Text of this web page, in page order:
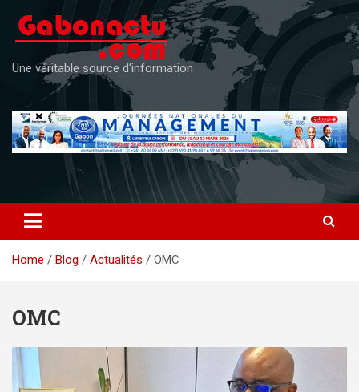
content
Une véritable source d'information
Home Blog Actualités OMC
OMC